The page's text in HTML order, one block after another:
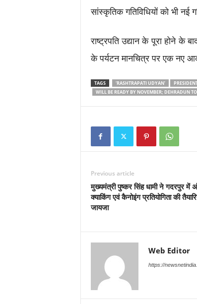
सांस्कृतिक गतिविधियों को भी नई
राष्ट्रपति उद्यान के पूरा होने के
के पर्यटन मानचित्र पर एक नए
TAGS ‘RASHTRAPATI UDYAN’
WILL BE READY BY NOVEMBER; DEHRADUN
Previous article
मुख्यमंत्री पुष्कर सिंह धामी ने गदरपुर में
क्याकिंग एवं कैनोइंग प्रतियोगिता की
जायजा
Web Editor
https://